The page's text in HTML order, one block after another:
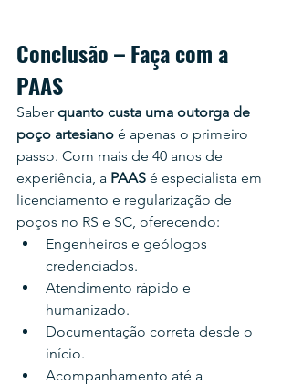
Conclusão – Faça com a
PAAS
Saber quanto custa uma outorga de
poço artesiano é apenas o primeiro
passo. Com mais de 40 anos de
experiência, a PAAS é especialista em
licenciamento e regularização de
poços no RS e SC, oferecendo:
Engenheiros e geólogos
credenciados.
Atendimento rápido e
humanizado.
Documentação correta desde o
início.
Acompanhamento até a